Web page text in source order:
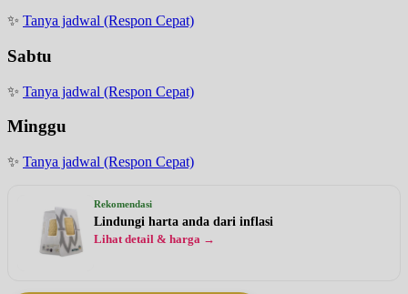
✨ Tanya jadwal (Respon Cepat)
Sabtu
✨ Tanya jadwal (Respon Cepat)
Minggu
✨ Tanya jadwal (Respon Cepat)
Rekomendasi
Lindungi harta anda dari inflasi
Lihat detail & harga →